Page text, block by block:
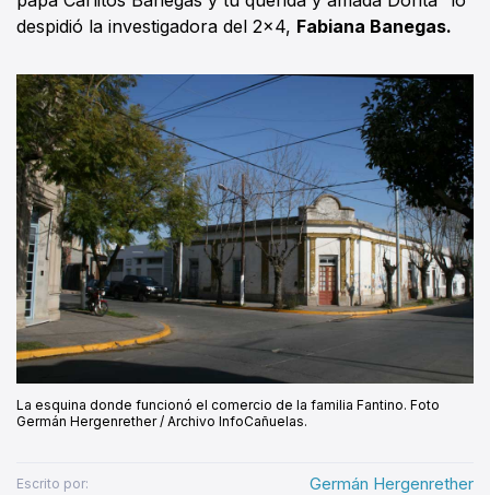
despidió la investigadora del 2x4, Fabiana Banegas.
La esquina donde funcionó el comercio de la familia Fantino. Foto
Germán Hergenrether / Archivo InfoCañuelas.
Escrito por: Germán Hergenrether